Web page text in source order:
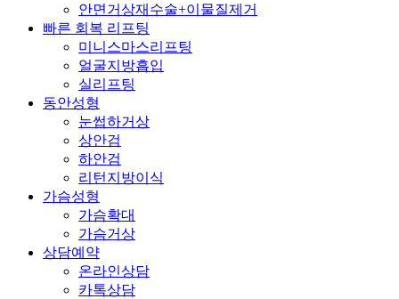
안면거상재수술+이물질제거
빠른 회복 리프팅
미니스마스리프팅
얼굴지방흡입
실리프팅
동안성형
눈썹하거상
상안검
하안검
리턴지방이식
가슴성형
가슴확대
가슴거상
상담예약
온라인상담
카톡상담